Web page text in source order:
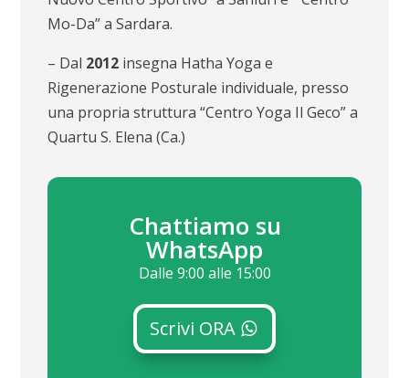
Mo-Da” a Sardara.
– Dal 2012 insegna Hatha Yoga e
Rigenerazione Posturale individuale, presso
una propria struttura “Centro Yoga Il Geco” a
Quartu S. Elena (Ca.)
Chattiamo su
WhatsApp
Dalle 9:00 alle 15:00
Scrivi ORA